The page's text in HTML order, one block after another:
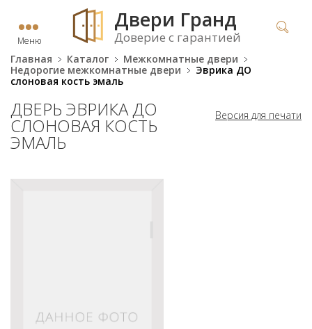
Меню
Двери Гранд
Доверие с гарантией
Главная Каталог
Межкомнатные двери
Недорогие межкомнатные двери
Эврика ДО
слоновая кость эмаль
Версия для печати
ДВЕРЬ ЭВРИКА ДО
СЛОНОВАЯ КОСТЬ
ЭМАЛЬ